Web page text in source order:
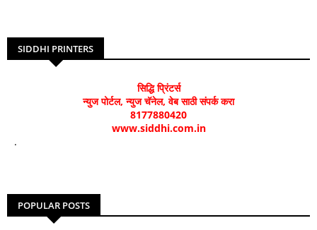
SIDDHI PRINTERS
सिद्धि प्रिंटर्स
न्युज पोर्टल, न्युज चॅनेल, वेब साठी संपर्क करा
8177880420
www.siddhi.com.in
.
POPULAR POSTS